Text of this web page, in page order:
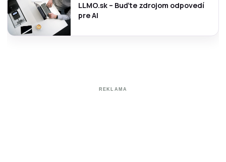
LLMO.sk – Buďte zdrojom odpovedí
pre AI
REKLAMA